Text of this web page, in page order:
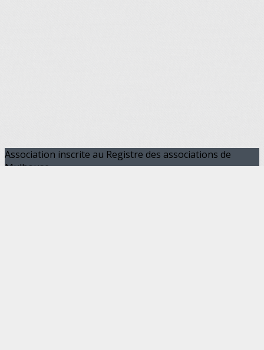
Association inscrite au Registre des associations de
Mulhouse